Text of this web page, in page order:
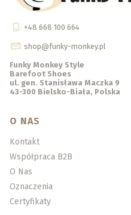
+48 668 100 664
shop@funky-monkey.pl
Funky Monkey Style
Barefoot Shoes
ul. gen. Stanisława Maczka 9
43-300 Bielsko-Biała, Polska
Linki w stopce
O NAS
Kontakt
Współpraca B2B
O Nas
Oznaczenia
Certyfikaty